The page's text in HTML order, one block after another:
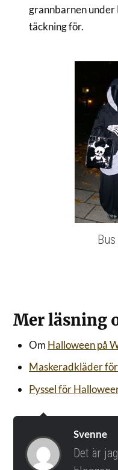
grannbarnen under
täckning för.
Mer läsning
Om Halloween på
Maskeradkläder
Pyssel för
Svenne
Det är